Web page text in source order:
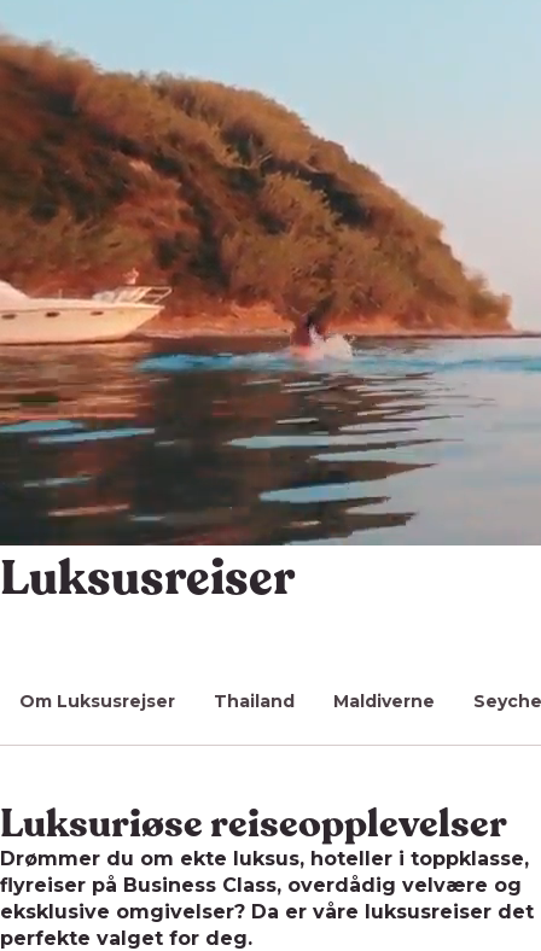
Luksusreiser
Om Luksusrejser Thailand Maldiverne
Luksuriøse reiseopplevelser
Drømmer du om ekte luksus, hoteller i toppklasse,
flyreiser på Business Class, overdådig velvære og
eksklusive omgivelser? Da er våre luksusreiser det
perfekte valget for deg.